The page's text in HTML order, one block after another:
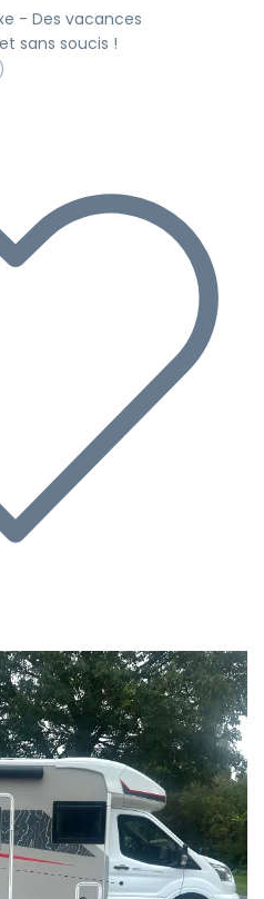
- Des vacances
sans soucis !